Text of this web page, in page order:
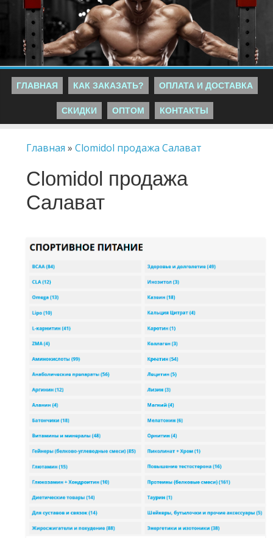
ГЛАВНАЯ КАК ЗАКАЗАТЬ? ОПЛАТА И ДОСТАВКА
СКИДКИ ОПТОМ КОНТАКТЫ
Главная »Clomidol продажа Салават
Clomidol продажа
Салават